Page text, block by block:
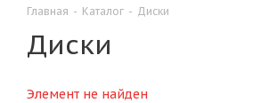
Главная - Каталог - Диски
Диски
Элемент не найден